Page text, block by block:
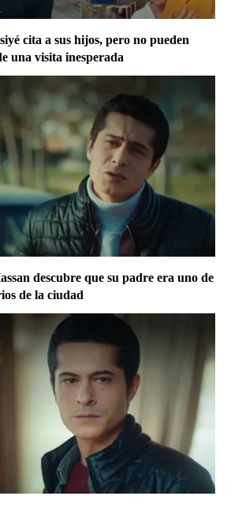
cita a sus hijos, pero no pueden
una visita inesperada
descubre que su padre era uno de
de la ciudad